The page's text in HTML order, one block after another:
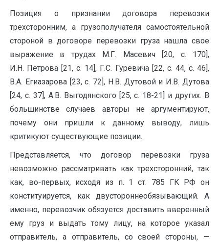
Позиция о признании договора перевозки
трехсторонним, а грузополучателя самостоятельной
стороной в договоре перевозки груза нашла свое
выражение в трудах М.Г. Масевич [20, с. 170],
И.Н. Петрова [21, с. 14], Г.С. Гуревича [22, с. 44, с. 46],
В.А. Егиазарова [23, с. 72], Н.В. Дутовой и И.В. Дутова
[24, с. 37], А.В. Выгодянского [25, с. 18-21] и других. В
большинстве случаев авторы не аргументируют,
почему они пришли к данному выводу, лишь
критикуют существующие позиции.
Представляется, что договор перевозки груза
невозможно рассматривать как трехсторонний, так
как, во-первых, исходя из п. 1 ст. 785 ГК РФ он
конституируется, как двустороннеобязывающий. А
именно, перевозчик обязуется доставить вверенный
ему груз и выдать тому лицу, на которое указал
отправитель, а отправитель, со своей стороны, —